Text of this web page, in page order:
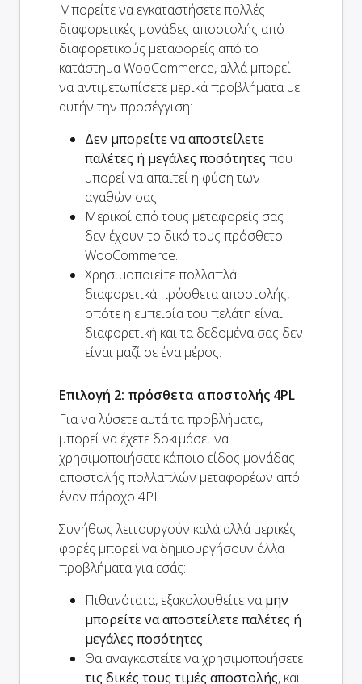
Μπορείτε να εγκαταστήσετε πολλές
διαφορετικές μονάδες αποστολής από
διαφορετικούς μεταφορείς από το
κατάστημα WooCommerce, αλλά μπορεί
να αντιμετωπίσετε μερικά προβλήματα με
αυτήν την προσέγγιση:
Δεν μπορείτε να αποστείλετε
παλέτες ή μεγάλες ποσότητες που
μπορεί να απαιτεί η φύση των
αγαθών σας.
Μερικοί από τους μεταφορείς σας
δεν έχουν το δικό τους πρόσθετο
WooCommerce.
Χρησιμοποιείτε πολλαπλά
διαφορετικά πρόσθετα αποστολής,
οπότε η εμπειρία του πελάτη είναι
διαφορετική και τα δεδομένα σας δεν
είναι μαζί σε ένα μέρος.
Επιλογή 2: πρόσθετα αποστολής 4PL
Για να λύσετε αυτά τα προβλήματα,
μπορεί να έχετε δοκιμάσει να
χρησιμοποιήσετε κάποιο είδος μονάδας
αποστολής πολλαπλών μεταφορέων από
έναν πάροχο 4PL.
Συνήθως λειτουργούν καλά αλλά μερικές
φορές μπορεί να δημιουργήσουν άλλα
προβλήματα για εσάς:
Πιθανότατα, εξακολουθείτε ναμην
μπορείτε να αποστείλετε παλέτες ή
μεγάλες ποσότητες.
Θα αναγκαστείτε να χρησιμοποιήσετε
τις δικές τους τιμές αποστολής, και